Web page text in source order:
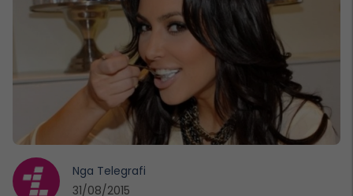
Nga Telegrafi
31/08/2015